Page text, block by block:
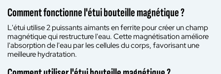
Comment fonctionne l'étui bouteille magnétique ?
L'étui utilise 2 puissants aimants en ferrite pour créer un champ
magnétique qui restructure l'eau. Cette magnétisation améliore
l'absorption de l'eau par les cellules du corps, favorisant une
meilleure hydratation.